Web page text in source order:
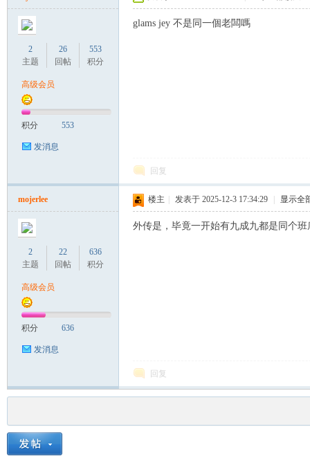
2
主题
26
回帖
553
积分
高级会员
积分 553
发消息
glams jey 不是同一個老闆嗎
回复
mojerlee
2
主题
22
回帖
636
积分
高级会员
积分 636
发消息
楼主 发表于 2025-12-3 17:34:29 显示全
外传是，毕竟一开始有九成九都是同个
回复